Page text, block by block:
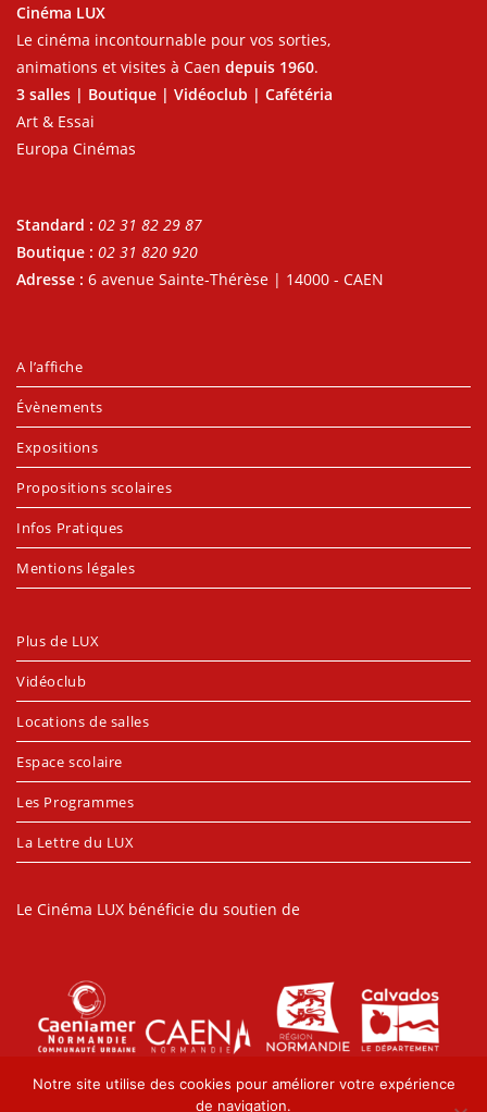
Cinéma LUX
Le cinéma incontournable pour vos sorties,
animations et visites à Caen depuis 1960.
3 salles | Boutique | Vidéoclub | Cafétéria
Art & Essai
Europa Cinémas
Standard : 02 31 82 29 87
Boutique : 02 31 820 920
Adresse : 6 avenue Sainte-Thérèse | 14000 - CAEN
A l’affiche
Évènements
Expositions
Propositions scolaires
Infos Pratiques
Mentions légales
Plus de LUX
Vidéoclub
Locations de salles
Espace scolaire
Les Programmes
La Lettre du LUX
Le Cinéma LUX bénéficie du soutien de
Notre site utilise des cookies pour améliorer votre expérience
de navigation.